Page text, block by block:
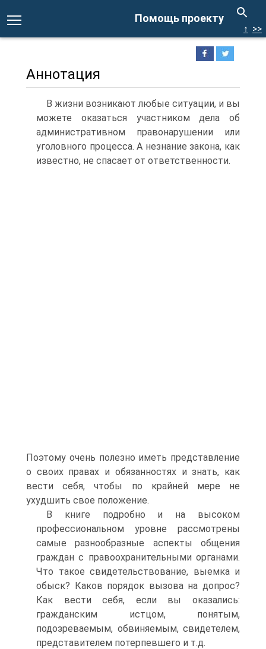
Помощь проекту
↑ >>
Аннотация
В жизни возникают любые ситуации, и вы
можете оказаться участником дела об
административном правонарушении или
уголовного процесса. А незнание закона, как
известно, не спасает от ответственности.
Поэтому очень полезно иметь представление
о своих правах и обязанностях и знать, как
вести себя, чтобы по крайней мере не
ухудшить свое положение.
В книге подробно и на высоком
профессиональном уровне рассмотрены
самые разнообразные аспекты общения
граждан с правоохранительными органами.
Что такое свидетельствование, выемка и
обыск? Каков порядок вызова на допрос?
Как вести себя, если вы оказались:
гражданским истцом, понятым,
подозреваемым, обвиняемым, свидетелем,
представителем потерпевшего и т.д.